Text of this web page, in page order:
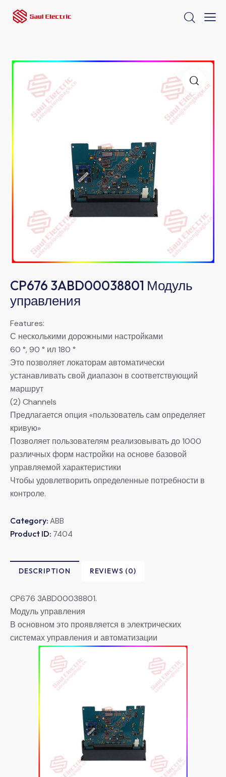
CP676 3ABD00038801 Модуль
управления
Features:
С несколькими дорожными настройками
60 °, 90 ° ил 180 °
Это позволяет локаторам автоматически
устанавливать свой диапазон в соответствующий
маршрут
(2) Channels
Предлагается опция «пользователь сам определяет
кривую»
Позволяет пользователям реализовывать до 1000
различных форм настройки на основе базовой
управляемой характеристики
Чтобы удовлетворить определенные потребности в
контроле.
Category: ABB
Product ID: 7404
DESCRIPTION REVIEWS (0)
CP676 3ABD00038801.
Модуль управления
В основном это проявляется в электрических
системах управления и автоматизации